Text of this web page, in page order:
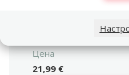
Цена
21,99 €